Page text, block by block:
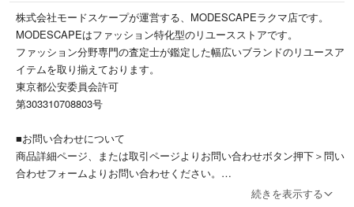
株式会社モードスケープが運営する、MODESCAPEラクマ店です。
MODESCAPEはファッション特化型のリユースストアです。
ファッション分野専門の査定士が鑑定した幅広いブランドのリユースア
イテムを取り揃えております。
東京都公安委員会許可
第303310708803号
■お問い合わせについて
商品詳細ページ、または取引ページよりお問い合わせボタン押下＞問い
合わせフォームよりお問い合わせください。
続きを表示する